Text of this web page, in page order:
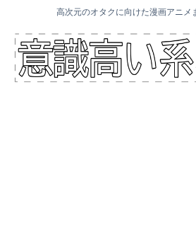
高次元のオタクに向けた漫画アニメ